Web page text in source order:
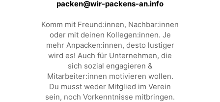
packen@wir-packens-an.info
Komm mit Freund:innen, Nachbar:innen
oder mit deinen Kollegen:innen. Je
mehr Anpacken:innen, desto lustiger
wird es! Auch für Unternehmen, die
sich sozial engagieren &
Mitarbeiter:innen motivieren wollen.
Du musst weder Mitglied im Verein
sein, noch Vorkenntnisse mitbringen.